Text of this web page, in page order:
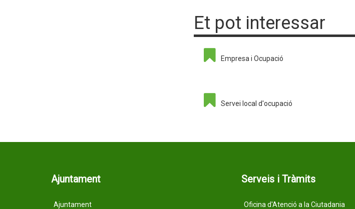
Et pot interessar
Empresa i Ocupació
Servei local d'ocupació
Ajuntament
Ajuntament
Serveis i Tràmits
Oficina d'Atenció a la Ciutadania